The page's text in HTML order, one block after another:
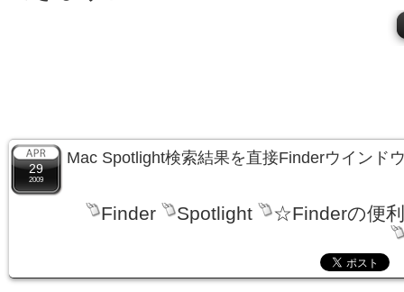
29
2009
Mac Spotlight検索結果を直接Finderウインド
Finder Spotlight ☆Finderの便